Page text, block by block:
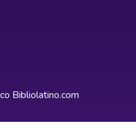
Bibliolatino.com